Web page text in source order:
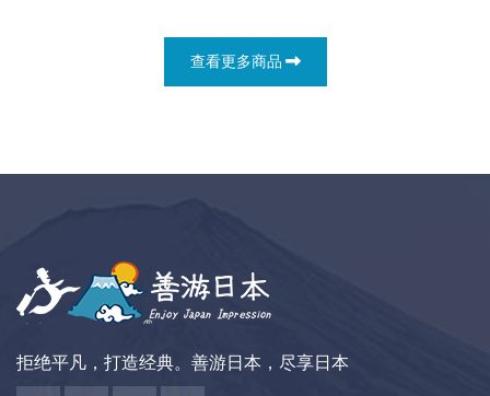
查看更多商品
拒绝平凡，打造经典。善游日本，尽享日本